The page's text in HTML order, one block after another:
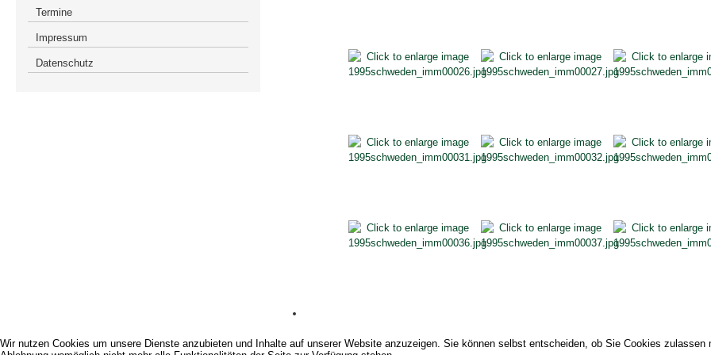
Termine
Impressum
Datenschutz
Wir nutzen Cookies um unsere Dienste anzubieten und Inhalte auf unserer Website anzuzeigen. Sie können selbst entscheiden, ob Sie Cookies